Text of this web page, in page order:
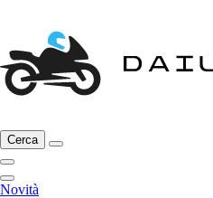
Cerca
Novità